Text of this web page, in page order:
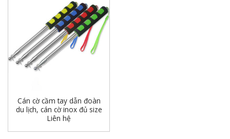
Cán cờ cầm tay dẫn đoàn
du lịch, cán cờ inox đủ size
Liên hệ